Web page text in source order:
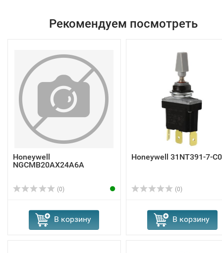
Рекомендуем посмотреть
Honeywell
NGCMB20AX24A6A
(0)
В корзину
Honeywell 31NT391-7-
(0)
В корзину